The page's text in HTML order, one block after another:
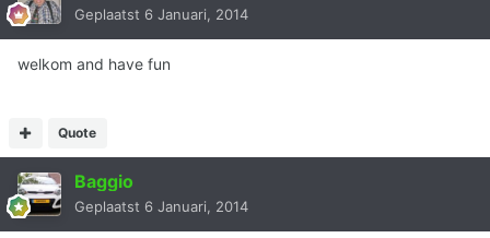
Geplaatst 6 Januari, 2014
welkom and have fun
Quote
Baggio
Geplaatst 6 Januari, 2014